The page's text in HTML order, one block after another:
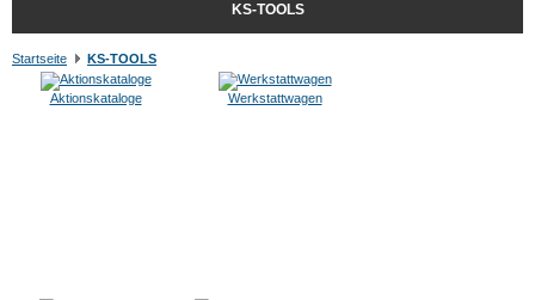
KS-TOOLS
Startseite KS-TOOLS
Aktionskataloge Werkstattwagen